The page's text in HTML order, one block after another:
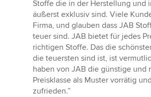
Stoffe die in der Herstellung und
äußerst exklusiv sind. Viele
Firma, und glauben dass JAB
teuer sind. JAB bietet für jedes
richtigen Stoffe. Das die
die teuersten sind ist, ist
haben von JAB die günstige und
Preisklasse als Muster vorrätig
zufrieden.”